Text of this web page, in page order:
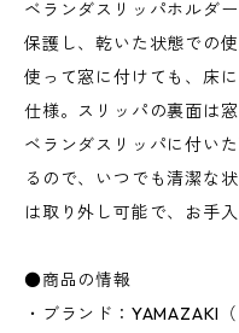
ベランダスリッパホルダ
保護し、乾いた状態での
使って窓に付けても、床
仕様。スリッパの裏面は
ベランダスリッパに付い
るので、いつでも清潔な
は取り外し可能で、お手入
●商品の情報
・ブランド：YAMAZAKI